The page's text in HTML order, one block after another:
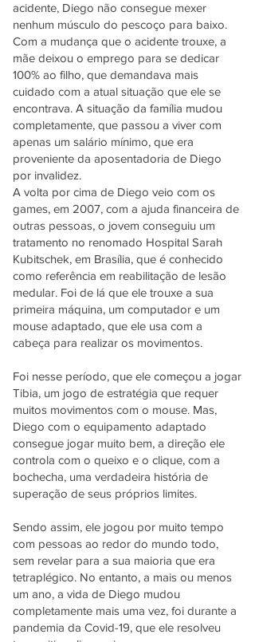
acidente, Diego não consegue mexer
nenhum músculo do pescoço para baixo.
Com a mudança que o acidente trouxe, a
mãe deixou o emprego para se dedicar
100% ao filho, que demandava mais
cuidado com a atual situação que ele se
encontrava. A situação da família mudou
completamente, que passou a viver com
apenas um salário mínimo, que era
proveniente da aposentadoria de Diego
por invalidez.
A volta por cima de Diego veio com os
games, em 2007, com a ajuda financeira de
outras pessoas, o jovem conseguiu um
tratamento no renomado Hospital Sarah
Kubitschek, em Brasília, que é conhecido
como referência em reabilitação de lesão
medular. Foi de lá que ele trouxe a sua
primeira máquina, um computador e um
mouse adaptado, que ele usa com a
cabeça para realizar os movimentos.
Foi nesse período, que ele começou a jogar
Tibia, um jogo de estratégia que requer
muitos movimentos com o mouse. Mas,
Diego com o equipamento adaptado
consegue jogar muito bem, a direção ele
controla com o queixo e o clique, com a
bochecha, uma verdadeira história de
superação de seus próprios limites.
Sendo assim, ele jogou por muito tempo
com pessoas ao redor do mundo todo,
sem revelar para a sua maioria que era
tetraplégico. No entanto, a mais ou menos
um ano, a vida de Diego mudou
completamente mais uma vez, foi durante a
pandemia da Covid-19, que ele resolveu